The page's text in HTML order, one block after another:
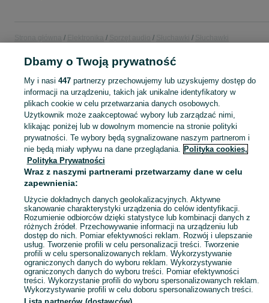
Strona główna Elektronika Sprzęt audio Słuchawki
Słuchawki
Słuchawki bezprzewodowe - Stargard
KATEGORIA
Zobacz
Mapa kategorii
Mapa miejscowości
Mapa ministron
Popularne wyszukiwania
Dbamy o Twoją prywatność
My i nasi 447partnerzy przechowujemy lub uzyskujemy dostęp do
informacji na urządzeniu, takich jak unikalne identyfikatory w
plikach cookie w celu przetwarzania danych osobowych.
Użytkownik może zaakceptować wybory lub zarządzać nimi,
klikając poniżej lub w dowolnym momencie na stronie polityki
prywatności. Te wybory będą sygnalizowane naszym partnerom i
nie będą miały wpływu na dane przeglądania. Polityka cookies,
Polityka Prywatności
Wraz z naszymi partnerami przetwarzamy dane w celu
zapewnienia:
Użycie dokładnych danych geolokalizacyjnych. Aktywne
skanowanie charakterystyki urządzenia do celów identyfikacji.
Rozumienie odbiorców dzięki statystyce lub kombinacji danych z
różnych źródeł. Przechowywanie informacji na urządzeniu lub
dostęp do nich. Pomiar efektywności reklam. Rozwój i ulepszanie
usług. Tworzenie profili w celu personalizacji treści. Tworzenie
profili w celu spersonalizowanych reklam. Wykorzystywanie
ograniczonych danych do wyboru reklam. Wykorzystywanie
ograniczonych danych do wyboru treści. Pomiar efektywności
treści. Wykorzystanie profili do wyboru spersonalizowanych reklam.
Wykorzystywanie profili w celu doboru spersonalizowanych treści.